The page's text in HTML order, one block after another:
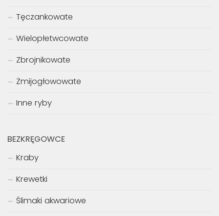
Tęczankowate
Wielopłetwcowate
Zbrojnikowate
Żmijogłowowate
Inne ryby
BEZKRĘGOWCE
Kraby
Krewetki
Ślimaki akwariowe